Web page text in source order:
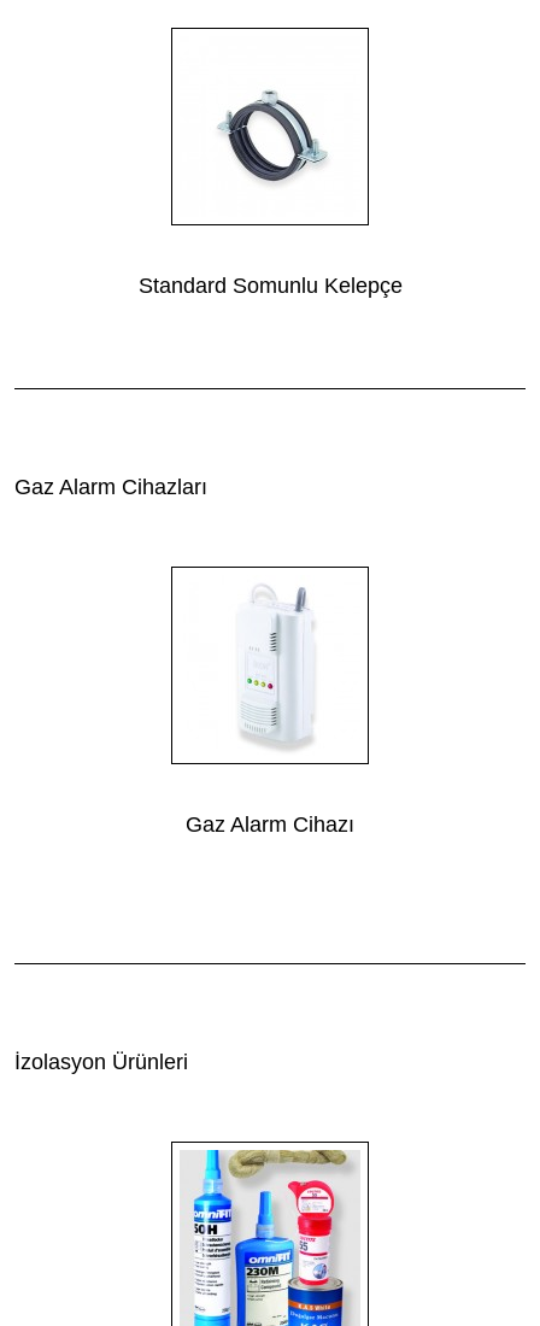
Standard Somunlu Kelepçe
Gaz Alarm Cihazları
Gaz Alarm Cihazı
İzolasyon Ürünleri